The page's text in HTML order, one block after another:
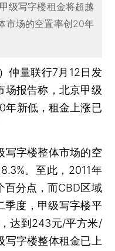
级写字楼租金将超越
市场的空置率创20年
仲量联行7月12日发
场报告称，北京甲级
年新低，租金上涨已
字楼整体市场的空
。至此，2011年
百分点，而CBD区域
季度，甲级写字楼平
达到243元/平方米/
写字楼整体租金已上